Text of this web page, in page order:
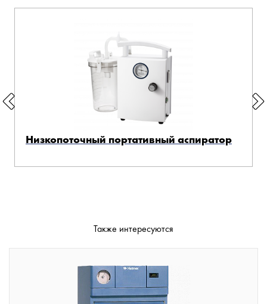
Низкопоточный портативный аспиратор
Также интересуются